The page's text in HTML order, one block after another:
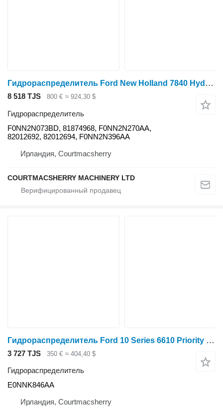
Гидрораспределитель Ford New Holland 7840 Hydraulic Brake Valve F0nn2n073bd, 81874968, F0 F0NN2N073BD для трактора колесного Ford 7840
8 518 TJS 800 € ≈ 924,30 $
Гидрораспределитель
F0NN2N073BD, 81874968, F0NN2N270AA,
82012692, 82012694, F0NN2N396AA
Ирландия, Courtmacsherry
COURTMACSHERRY MACHINERY LTD
Гидрораспределитель Ford 10 Series 6610 Priority Valve E4nnk846aa; E4nnr947fa; E0nnk846a E0NNK846AA для трактора колесного
3 727 TJS 350 € ≈ 404,40 $
Гидрораспределитель
E0NNK846AA
Ирландия, Courtmacsherry